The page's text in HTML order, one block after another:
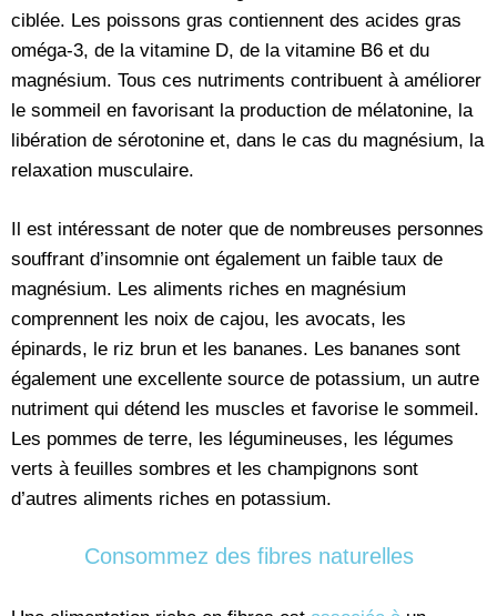
ciblée. Les poissons gras contiennent des acides gras
oméga-3, de la vitamine D, de la vitamine B6 et du
magnésium. Tous ces nutriments contribuent à améliorer
le sommeil en favorisant la production de mélatonine, la
libération de sérotonine et, dans le cas du magnésium, la
relaxation musculaire.
Il est intéressant de noter que de nombreuses personnes
souffrant d’insomnie ont également un faible taux de
magnésium. Les aliments riches en magnésium
comprennent les noix de cajou, les avocats, les
épinards, le riz brun et les bananes. Les bananes sont
également une excellente source de potassium, un autre
nutriment qui détend les muscles et favorise le sommeil.
Les pommes de terre, les légumineuses, les légumes
verts à feuilles sombres et les champignons sont
d’autres aliments riches en potassium.
Consommez des fibres naturelles